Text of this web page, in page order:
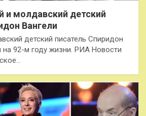
и молдавский детский
Вангели
детский писатель Спиридон
на 92-м году жизни. РИА Новости